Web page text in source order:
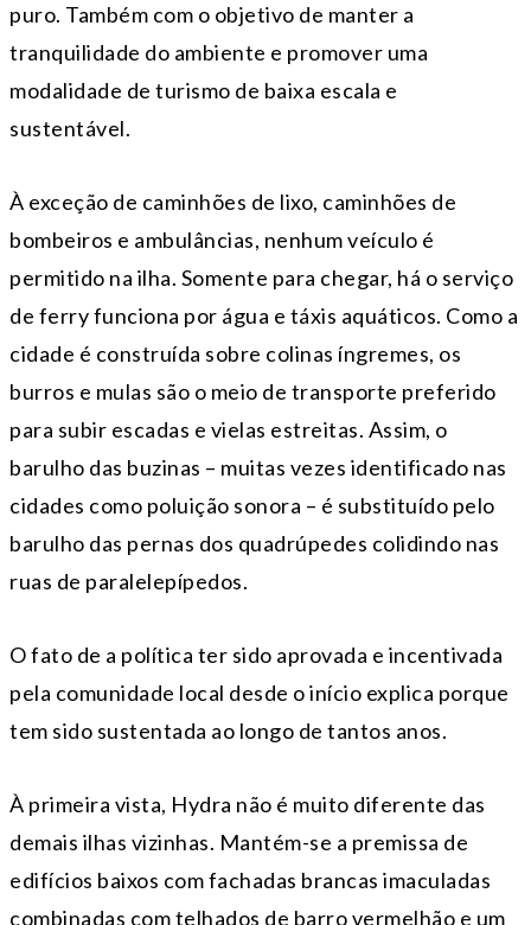
puro. Também com o objetivo de manter a
tranquilidade do ambiente e promover uma
modalidade de turismo de baixa escala e
sustentável.
À exceção de caminhões de lixo, caminhões de
bombeiros e ambulâncias, nenhum veículo é
permitido na ilha. Somente para chegar, há o serviço
de ferry funciona por água e táxis aquáticos. Como a
cidade é construída sobre colinas íngremes, os
burros e mulas são o meio de transporte preferido
para subir escadas e vielas estreitas. Assim, o
barulho das buzinas – muitas vezes identificado nas
cidades como poluição sonora – é substituído pelo
barulho das pernas dos quadrúpedes colidindo nas
ruas de paralelepípedos.
O fato de a política ter sido aprovada e incentivada
pela comunidade local desde o início explica porque
tem sido sustentada ao longo de tantos anos.
À primeira vista, Hydra não é muito diferente das
demais ilhas vizinhas. Mantém-se a premissa de
edifícios baixos com fachadas brancas imaculadas
combinadas com telhados de barro vermelhão e um